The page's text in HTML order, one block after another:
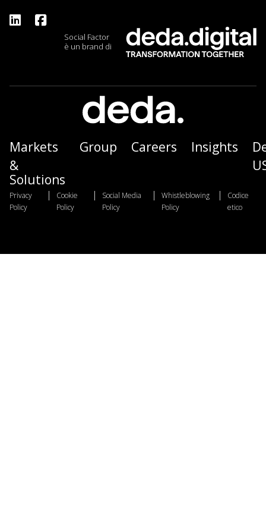
Social Factor
è un brand di
Markets
&
Solutions
Group Careers Insights
Privacy
Policy
| Cookie
Policy
| Social Media
Policy
| Whistleblowing
Policy
| Codice
etico